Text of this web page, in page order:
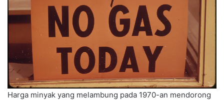
Harga minyak yang melambung pada 1970-an mendorong